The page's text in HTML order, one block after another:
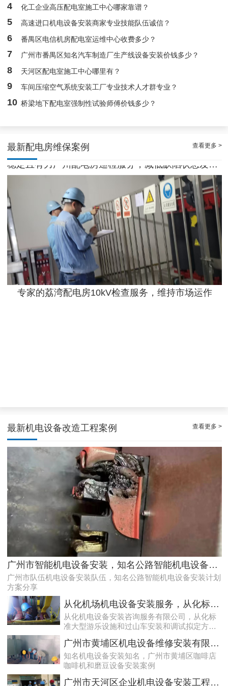
4 化工企业高压配电室施工中心哪家靠谱？
5 高速进口机电设备安装商家专业技能队伍诚信？
6 番禺区电信机房配电室运维中心收费多少？
7 广州市番禺区知名汽车制造厂生产线设备安装价钱多少？
8 天河区配电室施工中心哪里有？
9 车间压缩空气系统安装工厂专业技术人才群专业？
10 桥梁地下配电室强制性试验师傅价钱多少？
最新配电房维保案例 查看更多 >
专家的荔湾配电房10kV检查服务，维持市场运作
天河配电房预防性试验运行维护案例
最新机电设备改造工程案例 查看更多 >
广州市智能机电设备安装，知名公路智能机电设备安装计划方案分享
广州市队伍机电设备安装队伍，知名公路智能机电设备安装计划
方案分享
从化机场机电设备安装服务，从化标准大型游乐设施和过山车安装和调试拟定方案分享
从化机电设备安装咨询服务有限公司，从化标
准大型游乐设施和过山车安装和调试拟定方案
广州市黄埔区机电设备维修安装有限公司，广州市黄埔区咖啡店咖啡机和磨豆设备安装案例
知名机电设备安装知名，广州市黄埔区咖啡店
咖啡机和磨豆设备安装案例
广州市天河区企业机电设备安装工程，质量水利二建机电设备安装服务案例